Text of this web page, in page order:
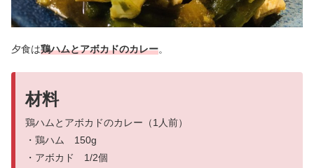
夕食は鶏ハムとアボカドのカレー。
材料
鶏ハムとアボカドのカレー（1人前）
・鶏ハム 150g
・アボカド 1/2個